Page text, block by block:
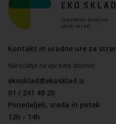
Kontakt in uradne ure za
Naročanje na upravne storitve:
ekosklad@ekosklad.si
01 / 241 48 20
Ponedeljek, sreda in petek
12h - 14h